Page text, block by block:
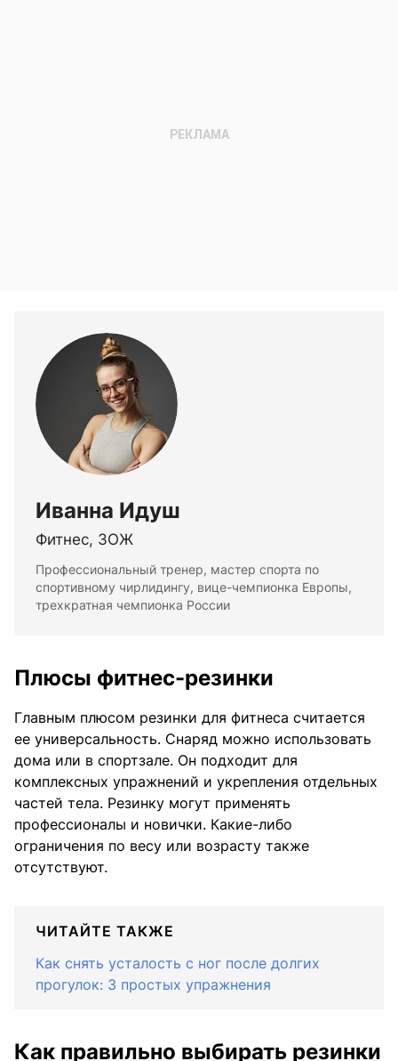
Иванна Идуш
Фитнес, ЗОЖ
Профессиональный тренер, мастер спорта по
спортивному чирлидингу, вице-чемпионка Европы,
трехкратная чемпионка России
Плюсы фитнес-резинки
Главным плюсом резинки для фитнеса считается
ее универсальность. Снаряд можно использовать
дома или в спортзале. Он подходит для
комплексных упражнений и укрепления отдельных
частей тела. Резинку могут применять
профессионалы и новички. Какие-либо
ограничения по весу или возрасту также
отсутствуют.
ЧИТАЙТЕ ТАКЖЕ
Как снять усталость с ног после долгих
прогулок: 3 простых упражнения
Как правильно выбирать резинки